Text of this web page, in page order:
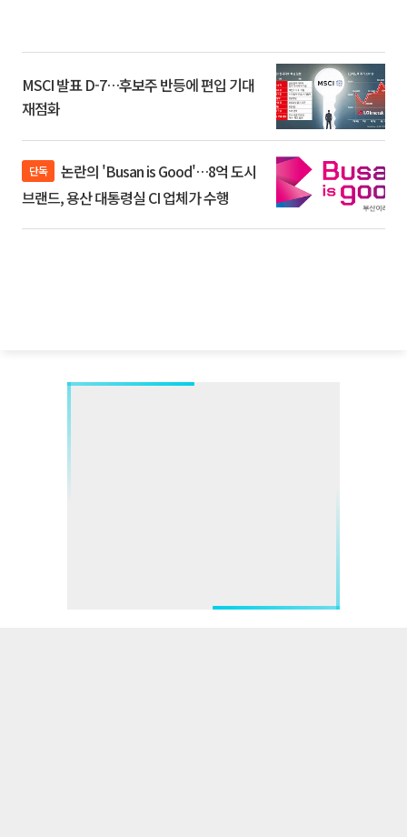
MSCI 발표 D-7…후보주 반등에 편입 기대
재점화
단독
브랜드, 용산 대통령실 CI 업체가 수행